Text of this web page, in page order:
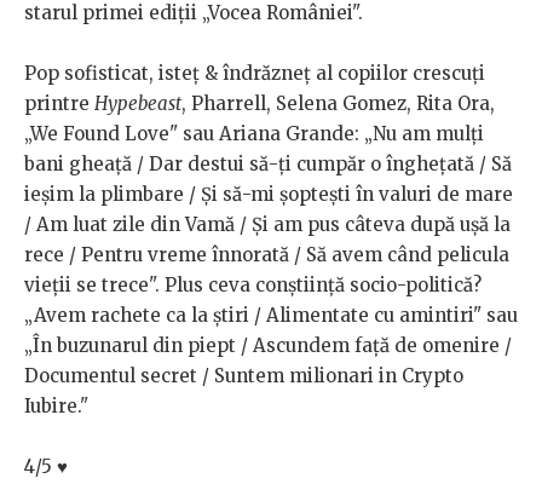
starul primei ediții „Vocea României".
Pop sofisticat, isteț & îndrăzneț al copiilor crescuți
printre Hypebeast, Pharrell, Selena Gomez, Rita Ora,
„We Found Love" sau Ariana Grande: „Nu am mulți
bani gheață / Dar destui să-ți cumpăr o înghețată / Să
ieșim la plimbare / Și să-mi șoptești în valuri de mare
/ Am luat zile din Vamă / Și am pus câteva după ușă la
rece / Pentru vreme înnorată / Să avem când pelicula
vieții se trece". Plus ceva conștiință socio-politică?
„Avem rachete ca la știri / Alimentate cu amintiri" sau
„În buzunarul din piept / Ascundem față de omenire /
Documentul secret / Suntem milionari in Crypto
Iubire."
4/5 ♥